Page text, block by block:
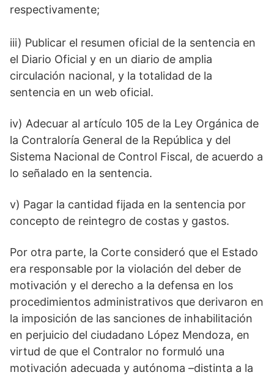
respectivamente;
iii) Publicar el resumen oficial de la sentencia en
el Diario Oficial y en un diario de amplia
circulación nacional, y la totalidad de la
sentencia en un web oficial.
iv) Adecuar al artículo 105 de la Ley Orgánica de
la Contraloría General de la República y del
Sistema Nacional de Control Fiscal, de acuerdo a
lo señalado en la sentencia.
v) Pagar la cantidad fijada en la sentencia por
concepto de reintegro de costas y gastos.
Por otra parte, la Corte consideró que el Estado
era responsable por la violación del deber de
motivación y el derecho a la defensa en los
procedimientos administrativos que derivaron en
la imposición de las sanciones de inhabilitación
en perjuicio del ciudadano López Mendoza, en
virtud de que el Contralor no formuló una
motivación adecuada y autónoma –distinta a la